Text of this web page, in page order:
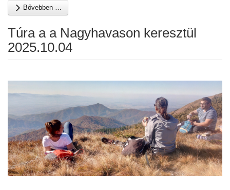
Bővebben …
Túra a a Nagyhavason keresztül
2025.10.04